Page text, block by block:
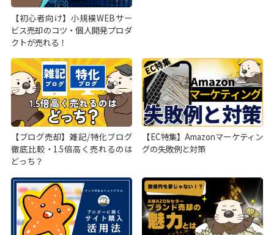
【初心者向け】小規模WEBサー
ビス売却のコツ・個人開発プロダ
クトが売れる！
【ブログ売却】雑記/特化ブログ
徹底比較・1.5倍高く売れるのは
どっち？
【EC特集】Amazonマーケティン
グの失敗例と対策